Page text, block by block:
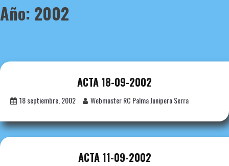
Año: 2002
ACTA 18-09-2002
18 septiembre, 2002 Webmaster RC Palma Junipero Serra
ACTA 11-09-2002